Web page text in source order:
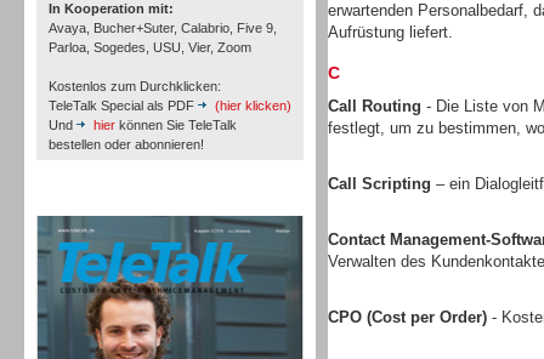
In Kooperation mit:
Avaya, Bucher+Suter, Calabrio, Five 9,
Parloa, Sogedes, USU, Vier, Zoom
Kostenlos zum Durchklicken:
TeleTalk Special als PDF
(hier klicken)
Und
hier können Sie TeleTalk
bestellen oder abonnieren!
Inbound
erwartenden Personalbedarf,
Aufrüstung liefert.
C
Call Routing - Die Liste von
festlegt, um zu bestimmen,
Call Scripting – ein
Contact Management-
Verwalten des
CPO (Cost per Order) -